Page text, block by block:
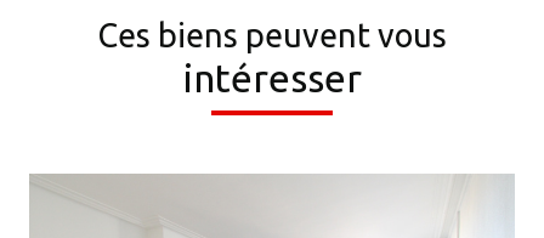
Ces biens peuvent vous
intéresser